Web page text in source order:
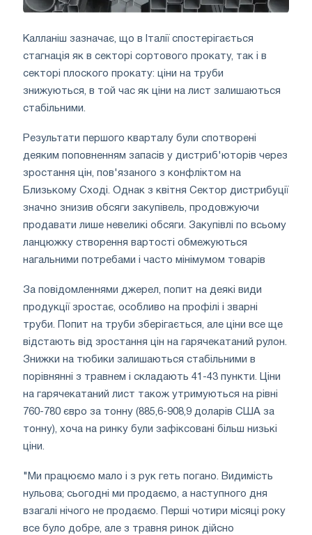
Калланіш зазначає, що в Італії спостерігається
стагнація як в секторі сортового прокату, так і в
секторі плоского прокату: ціни на труби
знижуються, в той час як ціни на лист залишаються
стабільними.
Результати першого кварталу були спотворені
деяким поповненням запасів у дистриб'юторів через
зростання цін, пов'язаного з конфліктом на
Близькому Сході. Однак з квітня Сектор дистрибуції
значно знизив обсяги закупівель, продовжуючи
продавати лише невеликі обсяги. Закупівлі по всьому
ланцюжку створення вартості обмежуються
нагальними потребами і часто мінімумом товарів
За повідомленнями джерел, попит на деякі види
продукції зростає, особливо на профілі і зварні
труби. Попит на труби зберігається, але ціни все ще
відстають від зростання цін на гарячекатаний рулон.
Знижки на тюбики залишаються стабільними в
порівнянні з травнем і складають 41-43 пункти. Ціни
на гарячекатаний лист також утримуються на рівні
760-780 євро за тонну (885,6-908,9 доларів США за
тонну), хоча на ринку були зафіксовані більш низькі
ціни.
"Ми працюємо мало і з рук геть погано. Видимість
нульова; сьогодні ми продаємо, а наступного дня
взагалі нічого не продаємо. Перші чотири місяці року
все було добре, але з травня ринок дійсно